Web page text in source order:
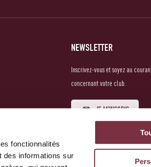
fonctionnalités
des informations sur
NEWSLETTER
Inscrivez-vous et soyez au
concernant votre club.
JE M'INSCRIS